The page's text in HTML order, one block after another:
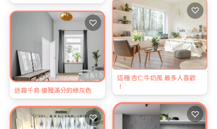
迷霧千鳥 優雅滿分的綠灰色
♡
♡
這種 杏仁牛奶風 最多人喜歡
！
♡
♡